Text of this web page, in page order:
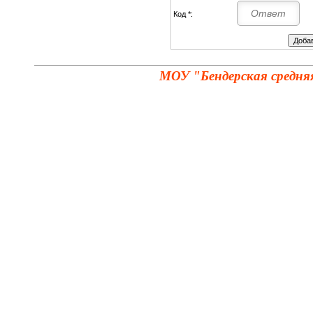
Код *:
МОУ "Бендерская